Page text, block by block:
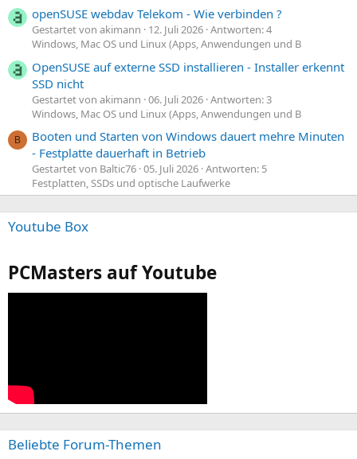
openSUSE webdav Telekom - Wie verbinden ?
Gestartet von akimann 12. Juli 2026 Antworten: 4
Windows, Mac OS und Linux (Apps, Anwendungen und B
OpenSUSE auf externe SSD installieren - Installer erkennt
SSD nicht
Gestartet von akimann 06. Juli 2026 Antworten: 3
Windows, Mac OS und Linux (Apps, Anwendungen und B
B
Booten und Starten von Windows dauert mehre Minuten
- Festplatte dauerhaft in Betrieb
Gestartet von Baltic76 05. Juli 2026 Antworten: 5
Festplatten, SSDs und optische Laufwerke
Youtube Box
PCMasters auf Youtube
Beliebte Forum-Themen